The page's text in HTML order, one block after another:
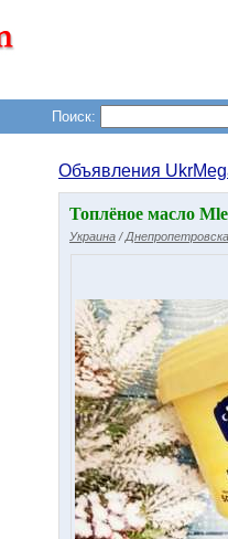
Поиск:
Объявления
Топлёное масло
Украина /